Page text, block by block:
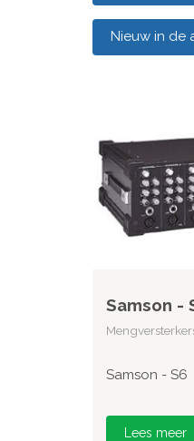
Nieuw in de
Samson -
Samson - S6
Lees meer